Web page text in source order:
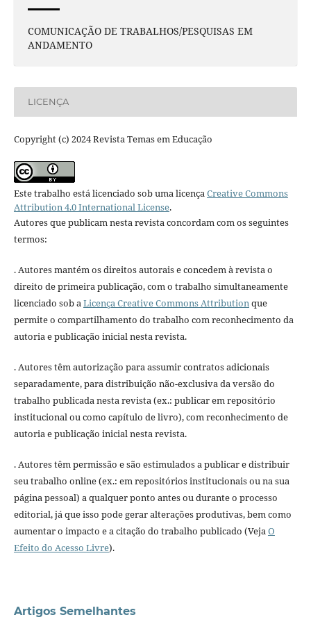
COMUNICAÇÃO DE TRABALHOS/PESQUISAS EM
ANDAMENTO
LICENÇA
Copyright (c) 2024 Revista Temas em Educação
Este trabalho está licenciado sob uma licençaCreative Commons
Attribution 4.0 International License.
Autores que publicam nesta revista concordam com os seguintes
termos:
. Autores mantém os direitos autorais e concedem à revista o
direito de primeira publicação, com o trabalho simultaneamente
licenciado sob aLicença Creative Commons Attributionque
permite o compartilhamento do trabalho com reconhecimento da
autoria e publicação inicial nesta revista.
. Autores têm autorização para assumir contratos adicionais
separadamente, para distribuição não-exclusiva da versão do
trabalho publicada nesta revista (ex.: publicar em repositório
institucional ou como capítulo de livro), com reconhecimento de
autoria e publicação inicial nesta revista.
. Autores têm permissão e são estimulados a publicar e distribuir
seu trabalho online (ex.: em repositórios institucionais ou na sua
página pessoal) a qualquer ponto antes ou durante o processo
editorial, já que isso pode gerar alterações produtivas, bem como
aumentar o impacto e a citação do trabalho publicado (VejaO
Efeito do Acesso Livre).
Artigos Semelhantes